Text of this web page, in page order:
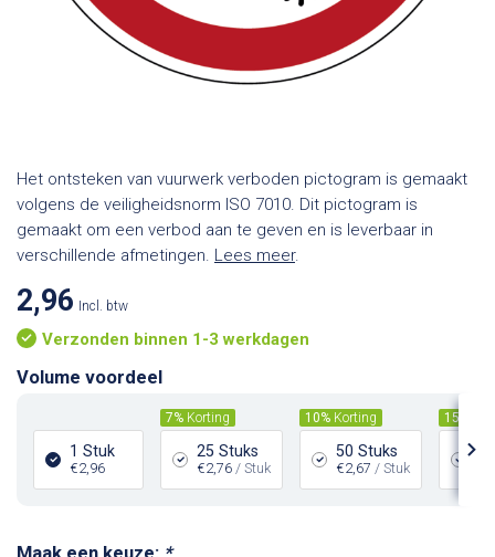
Het ontsteken van vuurwerk verboden pictogram is gemaakt
volgens de veiligheidsnorm ISO 7010. Dit pictogram is
gemaakt om een verbod aan te geven en is leverbaar in
verschillende afmetingen. Lees meer.
2,96 Incl. btw
Verzonden binnen 1-3 werkdagen
Volume voordeel
1 Stuk
€2,96
7% Korting
25 Stuks
€2,76 / Stuk
10% Korting
50 Stuks
€2,67 / Stuk
15%